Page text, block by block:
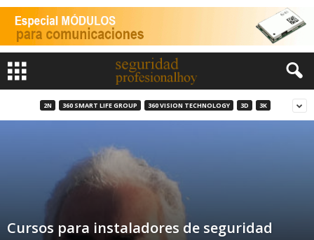
2N 360 SMART LIFE GROUP 360 VISION TECHNOLOGY 3D 3K
Cursos para instaladores de seguridad